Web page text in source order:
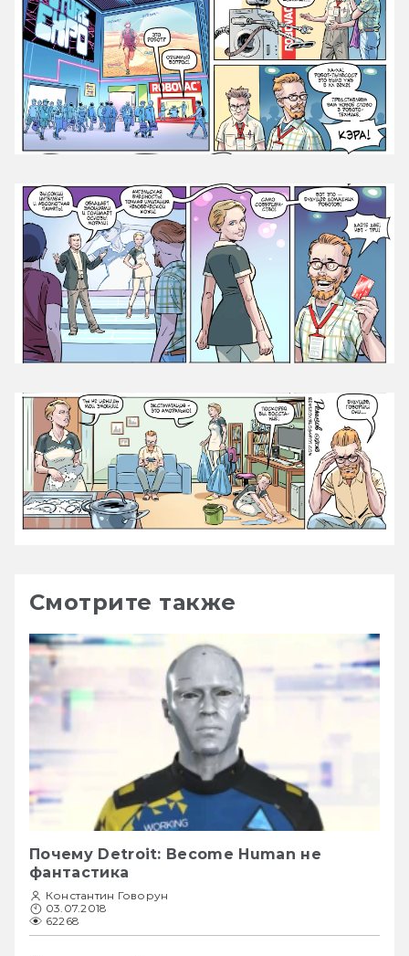
Смотрите также
Почему Detroit: Become Human не
фантастика
Константин Говорун
03.07.2018
62268